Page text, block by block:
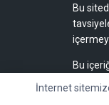
Bu
Bu
İnternet